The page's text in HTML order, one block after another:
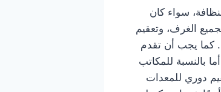
سواء كان
الغرف، وتعقيم
كما يجب أن تقدم
بالنسبة للمكاتب
دوري للمعدات